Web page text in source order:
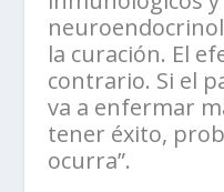
la curación. El
contrario. Si el
va a enfermar
tener éxito,
ocurra”.